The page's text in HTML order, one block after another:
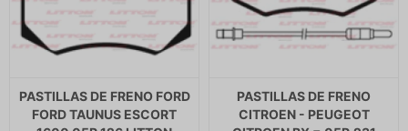
PASTILLAS DE FRENO FORD
FORD TAUNUS ESCORT
PASTILLAS DE FRENO
CITROEN - PEUGEOT